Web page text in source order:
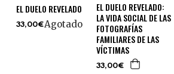
EL DUELO REVELADO
33,00€Agotado
EL DUELO REVELADO:
LA VIDA SOCIAL DE LAS
FOTOGRAFÍAS
FAMILIARES DE LAS
VÍCTIMAS
33,00€